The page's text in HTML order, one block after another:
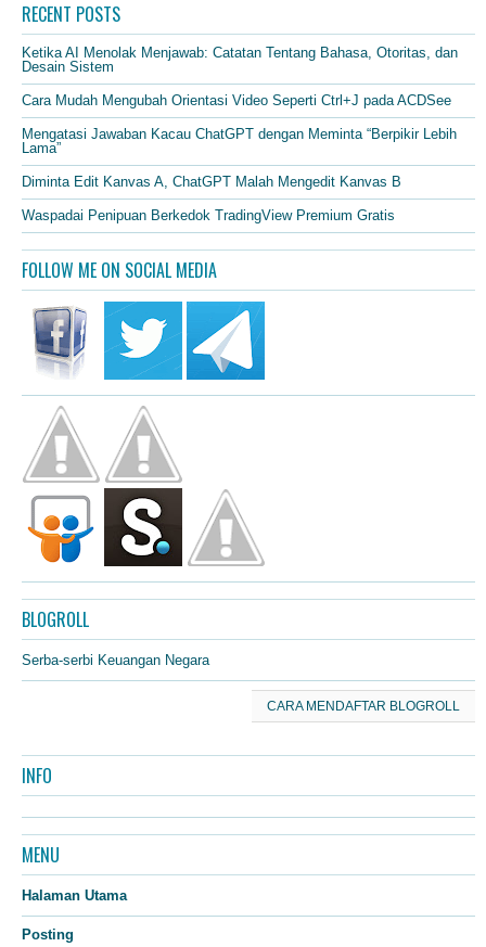
RECENT POSTS
Ketika AI Menolak Menjawab: Catatan Tentang Bahasa, Otoritas, dan
Desain Sistem
Cara Mudah Mengubah Orientasi Video Seperti Ctrl+J pada ACDSee
Mengatasi Jawaban Kacau ChatGPT dengan Meminta “Berpikir Lebih
Lama”
Diminta Edit Kanvas A, ChatGPT Malah Mengedit Kanvas B
Waspadai Penipuan Berkedok TradingView Premium Gratis
FOLLOW ME ON SOCIAL MEDIA
BLOGROLL
Serba-serbi Keuangan Negara
CARA MENDAFTAR BLOGROLL
INFO
MENU
Halaman Utama
Posting